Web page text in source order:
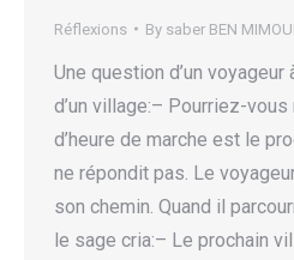
Réflexions By saber BEN
Une question d’un
d’un village:– Pourriez-
d’heure de marche est le
ne répondit pas. Le
son chemin. Quand il
le sage cria:– Le prochain